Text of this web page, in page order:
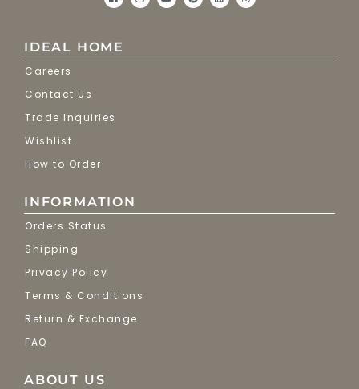
IDEAL HOME
Careers
Contact Us
Trade Inquiries
Wishlist
How to Order
INFORMATION
Orders Status
Shipping
Privacy Policy
Terms & Conditions
Return & Exchange
FAQ
ABOUT US